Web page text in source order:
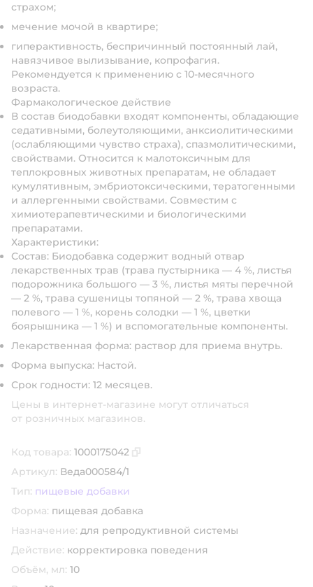
страхом;
мечение мочой в квартире;
гиперактивность, беспричинный постоянный лай,
навязчивое вылизывание, копрофагия.
Рекомендуется к применению с 10-месячного
возраста.
Фармакологическое действие
В состав биодобавки входят компоненты, обладающие
седативными, болеутоляющими, анксиолитическими
(ослабляющими чувство страха), спазмолитическими,
свойствами. Относится к малотоксичным для
теплокровных животных препаратам, не обладает
кумулятивным, эмбриотоксическими, тератогенными
и аллергенными свойствами. Совместим с
химиотерапевтическими и биологическими
препаратами.
Характеристики:
Состав: Биодобавка содержит водный отвар
лекарственных трав (трава пустырника — 4 %, листья
подорожника большого — 3 %, листья мяты перечной
— 2 %, трава сушеницы топяной — 2 %, трава хвоща
полевого — 1 %, корень солодки — 1 %, цветки
боярышника — 1 %) и вспомогательные компоненты.
Лекарственная форма: раствор для приема внутрь.
Форма выпуска: Настой.
Срок годности: 12 месяцев.
Цены в интернет-магазине могут отличаться
от розничных магазинов.
Код товара: 1000175042
Артикул: Веда000584/1
Тип: пищевые добавки
Форма: пищевая добавка
Назначение: для репродуктивной системы
Действие: корректировка поведения
Объём, мл: 10